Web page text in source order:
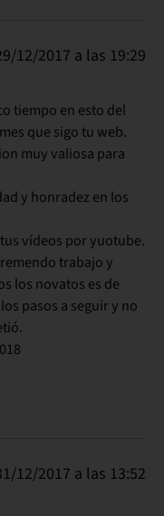
12/2017 a las 19:29
tiempo en esto del
que sigo tu web.
muy valiosa para
y honradez en los
vídeos por yuotube.
trabajo y
los novatos es de
pasos a seguir y no
12/2017 a las 13:52